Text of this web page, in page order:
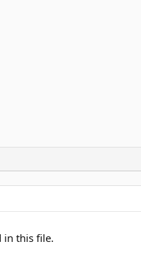
in this file.